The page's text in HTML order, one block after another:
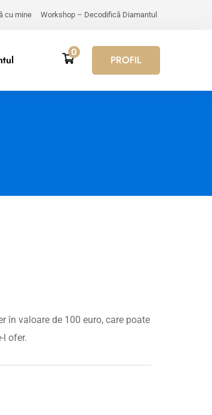
cu mine Workshop – Decodifică Diamantul
0
PROFIL
în valoare de 100 euro, care poate
l ofer.